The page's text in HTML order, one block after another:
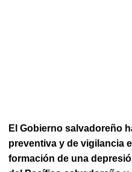
El Gobierno salvadoreño
preventiva y de vigilancia
formación de una